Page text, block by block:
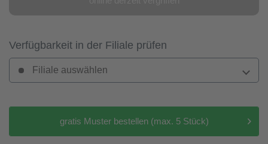
Verfügbarkeit in der Filiale prüfen
Filiale auswählen
gratis Muster bestellen (max. 5 Stück)